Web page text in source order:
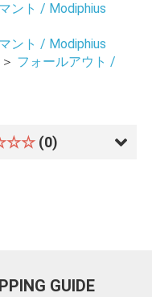
ント / Modiphius
ント / Modiphius
＞ フォールアウト /
(0)
GUIDE